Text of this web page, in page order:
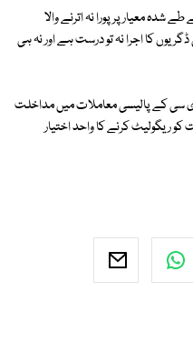
معیار پر پورا نہ اترنے والا
کا اجرا نہ تو درست ہے اور نہ ہی
ای سی کے پالیسی معاملات میں مداخلت
ریگولیٹ کرنے کا واحد اختیار